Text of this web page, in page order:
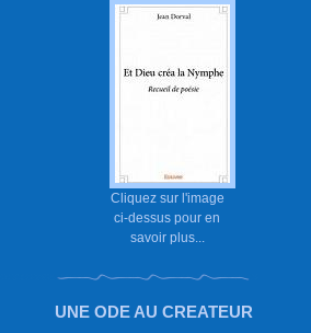
Cliquez sur l'image
ci-dessus pour en
savoir plus...
UNE ODE AU CREATEUR